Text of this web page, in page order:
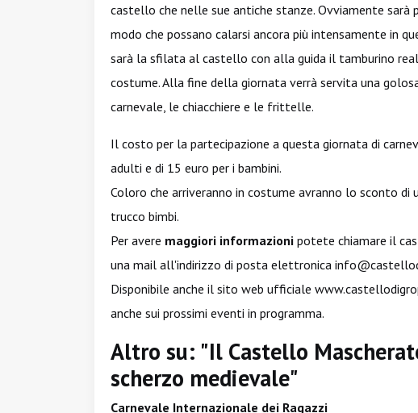
castello che nelle sue antiche stanze. Ovviamente sarà
modo che possano calarsi ancora più intensamente in
sarà la sfilata al castello con alla guida il tamburino
costume. Alla fine della giornata verrà servita una
carnevale, le chiacchiere e le frittelle.
Il costo per la partecipazione a questa giornata di
adulti e di 15 euro per i bambini.
Coloro che arriveranno in costume avranno lo sconto
trucco bimbi.
Per avere maggiori informazioni potete chiamare il
una mail all'indirizzo di posta elettronica
Disponibile anche il sito web ufficiale
anche sui prossimi eventi in programma.
Altro su: "Il Castello
scherzo medievale"
Carnevale Internazionale dei Ragazzi